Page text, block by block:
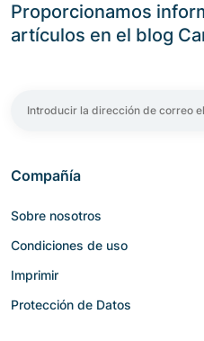
Proporcionamos
artículos en el blog
Compañía
Sobre nosotros
Condiciones de uso
Imprimir
Protección de Datos